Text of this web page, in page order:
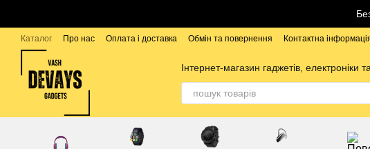
Каталог Про нас Оплата і доставка Обмін та повернення Контактна
Бренди
Інтернет-магазин гаджетів, електроніки